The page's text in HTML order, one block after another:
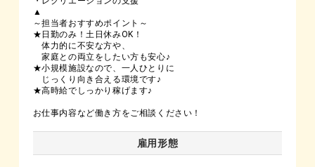
▲
～担当者おすすめポイント～
★日勤のみ！土日休みOK！
体力的に不安な方や、
家庭との両立をしたい方も安心♪
★小規模施設なので、一人ひとりに
じっくり向き合える環境です♪
★高時給でしっかり稼げます♪
お仕事内容など働き方をご相談ください！
雇用形態